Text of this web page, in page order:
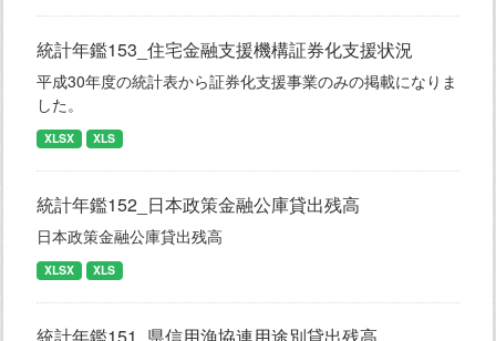
統計年鑑153_住宅金融支援機構証券化支援状況
平成30年度の統計表から証券化支援事業のみの掲載になりま
した。
XLSX XLS
統計年鑑152_日本政策金融公庫貸出残高
日本政策金融公庫貸出残高
XLSX XLS